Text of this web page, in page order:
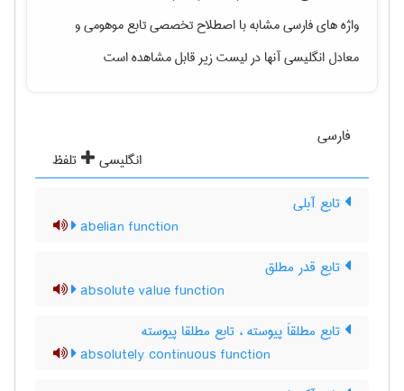
واژه های فارسی مشابه با اصطلاح تخصصیتابع موهومیو
معادل انگلیسی آنها در لیست زیر قابل مشاهده است
فارسی
انگلیسی
تلفظ
تابع آبلی
abelian function
تابع قدر مطلق
absolute value function
تابع مطلقاَ پیوسته ، تابع مطلقا پیوسته
absolutely continuous function